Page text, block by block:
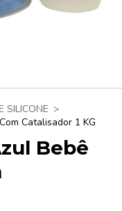
SILICONE >
Catalisador 1 KG
Bebê